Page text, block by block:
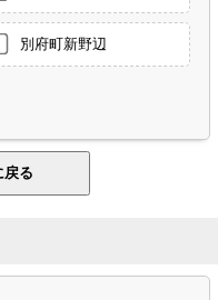
別府町新野辺